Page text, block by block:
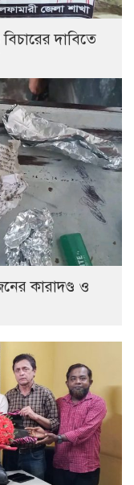
দাবিতে
কারাদণ্ড ও